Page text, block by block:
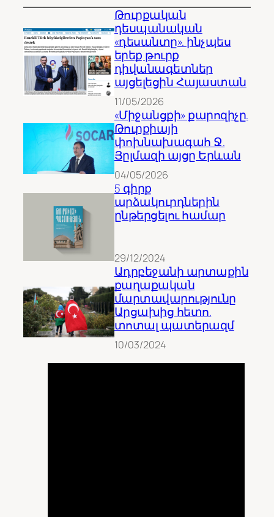
Թուրքական
դեսպանական
«դեսանտը». ինչպես
երեք թուրք
դիվանագետներ
այցելեցին Հայաստան
11/05/2026
«Միջանցքի» քարոզիչը.
Թուրքիայի
փոխնախագահ Ջ.
Յըլմազի այցը Երևան
04/05/2026
5 գիրք
արձակուրդներին
ընթերցելու համար
29/12/2024
Ադրբեջանի արտաքին
քաղաքական
մարտավարությունը
Արցախից հետո.
տոտալ պատերազմ
10/03/2024